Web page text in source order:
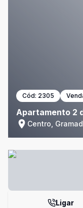
Cód: 2305
Apartamento 2
Centro,
Ligar